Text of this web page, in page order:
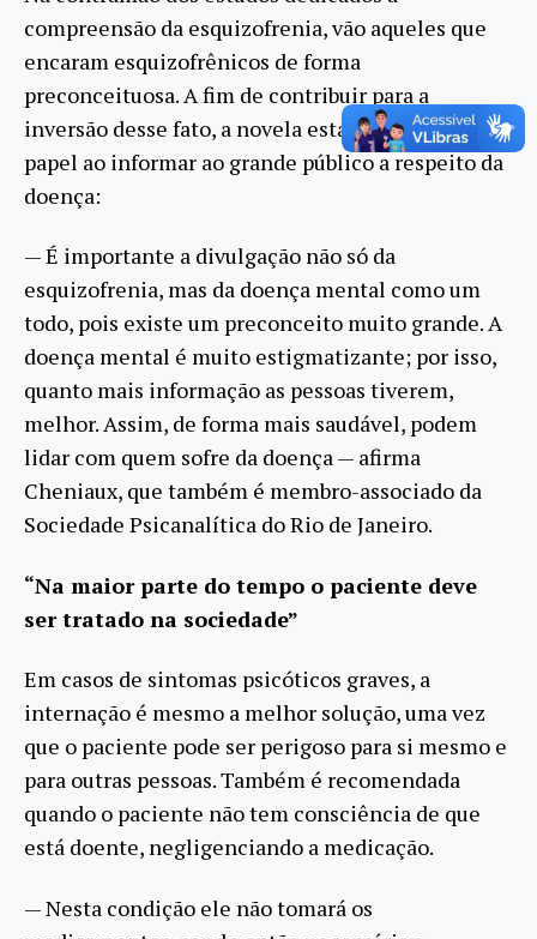
compreensão da esquizofrenia, vão aqueles que
encaram esquizofrênicos de forma
preconceituosa. A fim de contribuir para a
inversão desse fato, a novela está cumprindo seu
papel ao informar ao grande público a respeito da
doença:
— É importante a divulgação não só da
esquizofrenia, mas da doença mental como um
todo, pois existe um preconceito muito grande. A
doença mental é muito estigmatizante; por isso,
quanto mais informação as pessoas tiverem,
melhor. Assim, de forma mais saudável, podem
lidar com quem sofre da doença — afirma
Cheniaux, que também é membro-associado da
Sociedade Psicanalítica do Rio de Janeiro.
“Na maior parte do tempo o paciente deve
ser tratado na sociedade”
Em casos de sintomas psicóticos graves, a
internação é mesmo a melhor solução, uma vez
que o paciente pode ser perigoso para si mesmo e
para outras pessoas. Também é recomendada
quando o paciente não tem consciência de que
está doente, negligenciando a medicação.
— Nesta condição ele não tomará os